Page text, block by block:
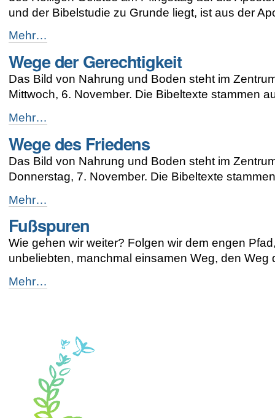
und der Bibelstudie zu Grunde liegt, ist aus der
Wege
zur
Einheit
-
Mehr…
Wege der Gerechtigkeit
Das Bild von Nahrung und Boden steht im
Mittwoch, 6. November. Die Bibeltexte stammen
Wege
der
Gerechtigkeit
Mehr…
Wege des Friedens
Das Bild von Nahrung und Boden steht im
Donnerstag, 7. November. Die Bibeltexte
Wege
des
Friedens
-
Mehr…
Fußspuren
Wie gehen wir weiter? Folgen wir dem engen
unbeliebten, manchmal einsamen Weg, den
Fußspuren
-
Mehr…